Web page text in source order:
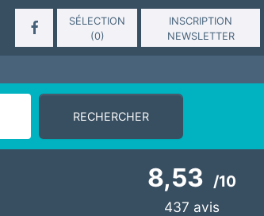
SÉLECTION
(0)
INSCRIPTION
NEWSLETTER
RECHERCHER
8,53 /10
437 avis